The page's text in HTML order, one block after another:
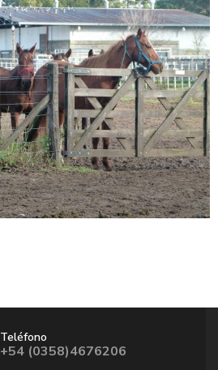
Teléfono
+54 (0358)4676206